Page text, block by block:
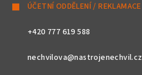
ÚČETNÍ ODDĚLENÍ / REKLAMACE
+420 777 619 588
nechvilova@nastrojenechvil.cz